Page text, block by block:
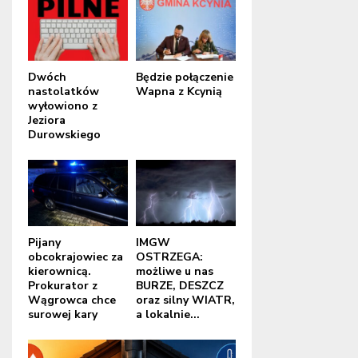
Dwóch
nastolatków
wyłowiono z
Jeziora
Durowskiego
Będzie połączenie
Wapna z Kcynią
Pijany
obcokrajowiec za
kierownicą.
Prokurator z
Wągrowca chce
surowej kary
IMGW
OSTRZEGA:
możliwe u nas
BURZE, DESZCZ
oraz silny WIATR,
a lokalnie...